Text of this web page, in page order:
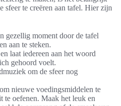
sfeer te creëren aan tafel. Hier zijn
gezellig moment door de tafel
aan te steken.
laat iedereen aan het woord
gehoord voelt.
om de sfeer nog
nieuwe voedingsmiddelen te
te oefenen. Maak het leuk en